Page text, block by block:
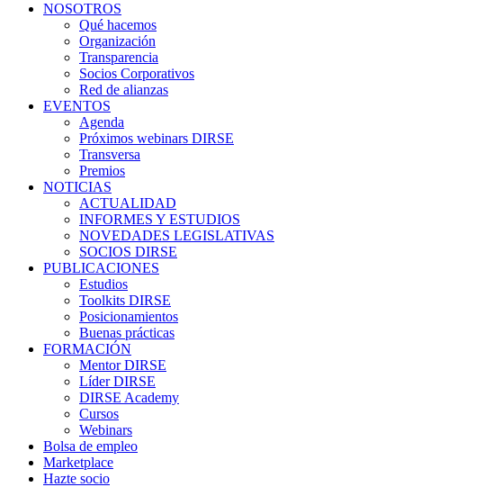
NOSOTROS
Qué hacemos
Organización
Transparencia
Socios Corporativos
Red de alianzas
EVENTOS
Agenda
Próximos webinars DIRSE
Transversa
Premios
NOTICIAS
ACTUALIDAD
INFORMES Y ESTUDIOS
NOVEDADES LEGISLATIVAS
SOCIOS DIRSE
PUBLICACIONES
Estudios
Toolkits DIRSE
Posicionamientos
Buenas prácticas
FORMACIÓN
Mentor DIRSE
Líder DIRSE
DIRSE Academy
Cursos
Webinars
Bolsa de empleo
Marketplace
Hazte socio